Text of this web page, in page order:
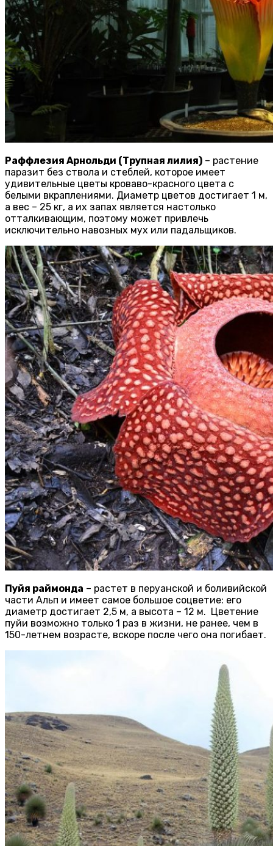
Раффлезия Арнольди (Трупная лилия) – растение
паразит без ствола и стеблей, которое имеет
удивительные цветы кроваво-красного цвета с
белыми вкраплениями. Диаметр цветов достигает 1 м,
а вес – 25 кг, а их запах является настолько
отталкивающим, поэтому может привлечь
исключительно навозных мух или падальщиков.
Пуйя раймонда – растет в перуанской и боливийской
части Альп и имеет самое большое соцветие: его
диаметр достигает 2,5 м, а высота – 12 м. Цветение
пуйи возможно только 1 раз в жизни, не ранее, чем в
150-летнем возрасте, вскоре после чего она погибает.